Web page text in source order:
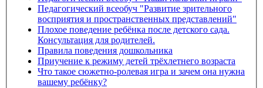
Педагогический всеобуч "Развитие зрительного
восприятия и пространственных представлений"
Плохое поведение ребёнка после детского сада.
Консультация для родителей.
Правила поведения дошкольника
Приучение к режиму детей трёхлетнего возраста
Что такое сюжетно-ролевая игра и зачем она нужна
вашему ребёнку?